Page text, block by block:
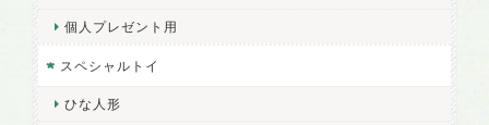
個人プレゼント用
スペシャルトイ
ひな人形